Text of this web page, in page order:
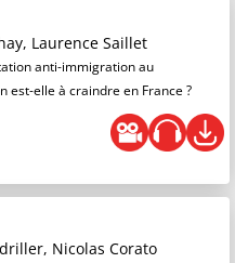
Laurence Saillet
anti-immigration au
est-elle à craindre en France ?
Nicolas Corato